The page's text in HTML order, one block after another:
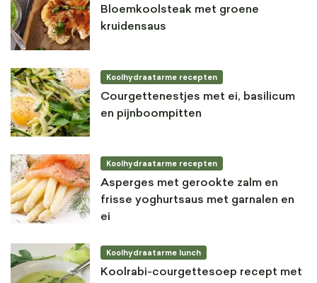
Bloemkoolsteak met groene
kruidensaus
Koolhydraatarme recepten
Courgettenestjes met ei, basilicum
en pijnboompitten
Koolhydraatarme recepten
Asperges met gerookte zalm en
frisse yoghurtsaus met garnalen en
ei
Koolhydraatarme lunch
Koolrabi-courgettesoep recept met